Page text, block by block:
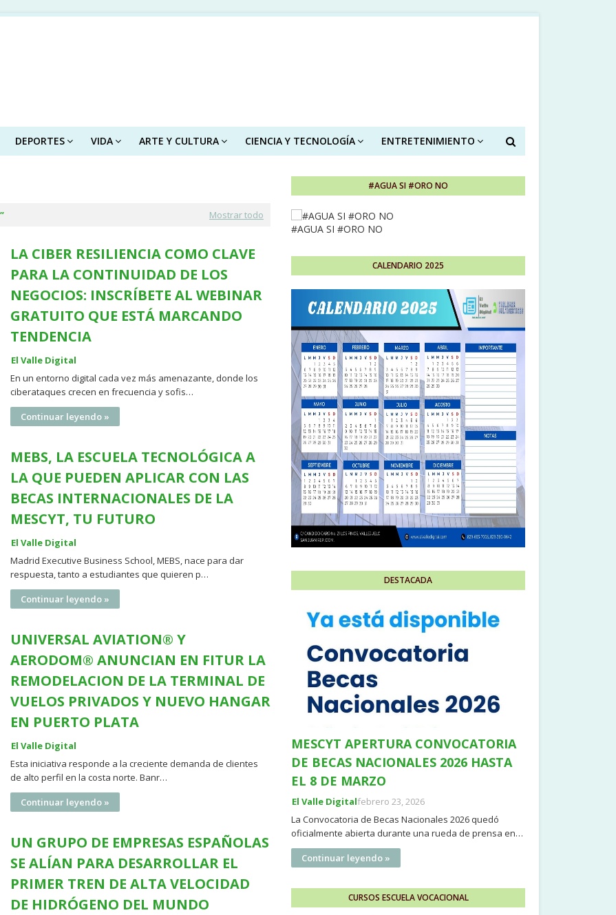
DEPORTES VIDA ARTE Y CULTURA CIENCIA Y TECNOLOGÍA ENTRETENIMIENTO
Mostrar todo
LA CIBER RESILIENCIA COMO CLAVE
PARA LA CONTINUIDAD DE LOS
NEGOCIOS: INSCRÍBETE AL WEBINAR
GRATUITO QUE ESTÁ MARCANDO
TENDENCIA
El Valle Digital
En un entorno digital cada vez más amenazante, donde los
ciberataques crecen en frecuencia y sofis…
Continuar leyendo »
MEBS, LA ESCUELA TECNOLÓGICA A
LA QUE PUEDEN APLICAR CON LAS
BECAS INTERNACIONALES DE LA
MESCYT, TU FUTURO
El Valle Digital
Madrid Executive Business School, MEBS, nace para dar
respuesta, tanto a estudiantes que quieren p…
Continuar leyendo »
UNIVERSAL AVIATION® Y
AERODOM® ANUNCIAN EN FITUR LA
REMODELACION DE LA TERMINAL DE
VUELOS PRIVADOS Y NUEVO HANGAR
EN PUERTO PLATA
El Valle Digital
Esta iniciativa responde a la creciente demanda de clientes
de alto perfil en la costa norte. Banr…
Continuar leyendo »
UN GRUPO DE EMPRESAS ESPAÑOLAS
SE ALÍAN PARA DESARROLLAR EL
PRIMER TREN DE ALTA VELOCIDAD
DE HIDRÓGENO DEL MUNDO
#AGUA SI #ORO NO
#AGUA SI #ORO NO
CALENDARIO 2025
DESTACADA
MESCYT APERTURA CONVOCATORIA
DE BECAS NACIONALES 2026 HASTA
EL 8 DE MARZO
El Valle Digitalfebrero 23, 2026
La Convocatoria de Becas Nacionales 2026 quedó
oficialmente abierta durante una rueda de prensa en…
Continuar leyendo »
CURSOS ESCUELA VOCACIONAL